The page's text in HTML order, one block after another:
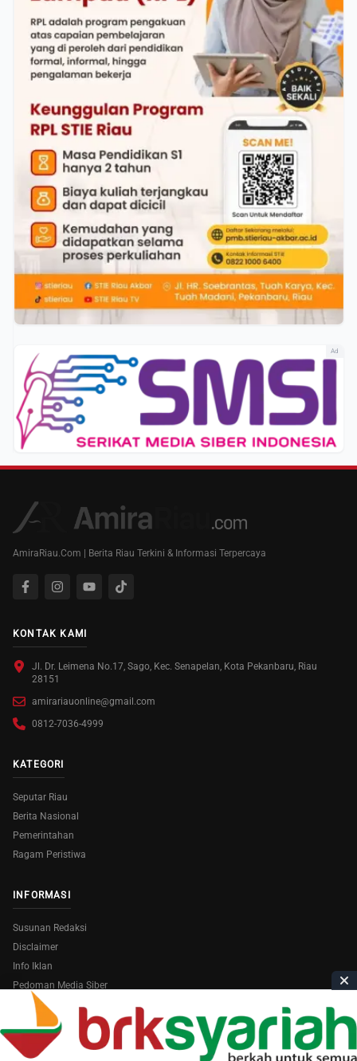
Ad
AmiraRiau.Com | Berita Riau Terkini & Informasi Terpercaya
KONTAK KAMI
Jl. Dr. Leimena No.17, Sago, Kec. Senapelan, Kota Pekanbaru, Riau
28151
amirariauonline@gmail.com
0812-7036-4999
KATEGORI
Seputar Riau
Berita Nasional
Pemerintahan
Ragam Peristiwa
INFORMASI
Susunan Redaksi
Disclaimer
Info Iklan
Pedoman Media Siber
Copyright © 2026 AmiraRiau.com . All Rights Reserved.